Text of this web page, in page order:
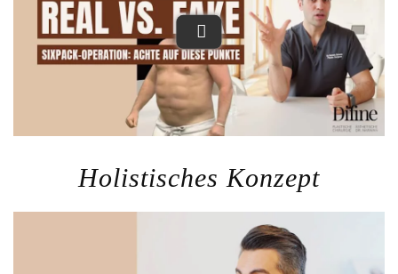
Holistisches Konzept